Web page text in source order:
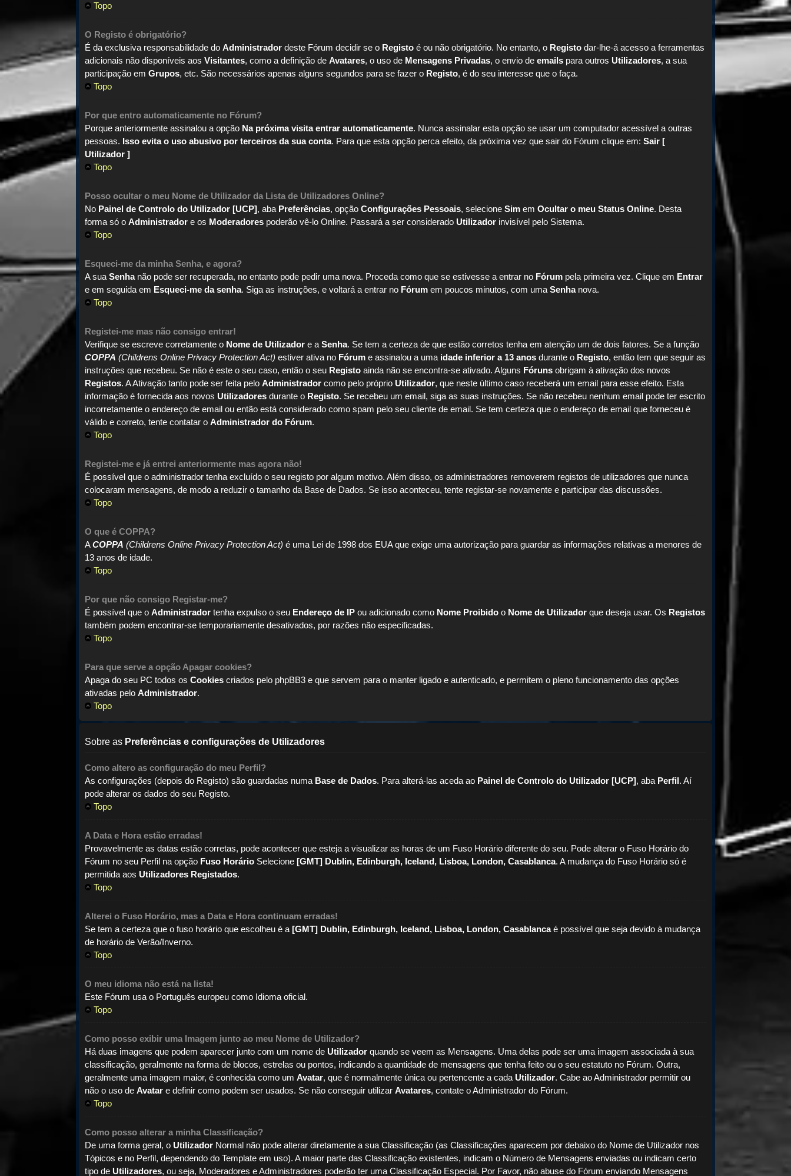
Topo
O Registo é obrigatório?
É da exclusiva responsabilidade doAdministrador deste Fórum decidir se o Registo é ou não obrigatório. No entanto, o Registo dar-lhe-á acesso a ferramentas
adicionais não disponíveis aosVisitantes, como a definição deAvatares, o uso de Mensagens Privadas, o envio deemails para outros Utilizadores, a sua
participação emGrupos, etc. São necessários apenas alguns segundos para se fazer o Registo, é do seu interesse que o faça.
Topo
Por que entro automaticamente no Fórum?
Porque anteriormente assinalou a opção Na próxima visita entrar automaticamente. Nunca assinalar esta opção se usar um computador acessível a outras
pessoas. Isso evita o uso abusivo por terceiros da sua conta. Para que esta opção perca efeito, da próxima vez que sair do Fórum clique em:Sair [
Utilizador ]
Topo
Posso ocultar o meu Nome de Utilizador da Lista de Utilizadores Online?
No Painel de Controlo do Utilizador [UCP], aba Preferências, opçãoConfigurações Pessoais, selecioneSim emOcultar o meu Status Online. Desta
forma só oAdministrador e os Moderadores poderão vê-lo Online. Passará a ser considerado Utilizador invisível pelo Sistema.
Topo
Esqueci-me da minha Senha, e agora?
A suaSenhanão pode ser recuperada, no entanto pode pedir uma nova. Proceda como que se estivesse a entrar no Fórum pela primeira vez. Clique em Entrar
e em seguida em Esqueci-me da senha. Siga as instruções, e voltará a entrar no Fórum em poucos minutos, com umaSenhanova.
Topo
Registei-me mas não consigo entrar!
Verifique se escreve corretamente o Nome de Utilizador e aSenha. Se tem a certeza de que estão corretos tenha em atenção um de dois fatores. Se a função
COPPA (Childrens Online Privacy Protection Act) estiver ativa no Fórum e assinalou a uma idade inferior a 13 anos durante o Registo, então tem que seguir as
instruções que recebeu. Se não é este o seu caso, então o seu Registo ainda não se encontra-se ativado. Alguns Fóruns obrigam à ativação dos novos
Registos. A Ativação tanto pode ser feita peloAdministrador como pelo próprio Utilizador, que neste último caso receberá um email para esse efeito. Esta
informação é fornecida aos novos Utilizadores durante o Registo. Se recebeu um email, siga as suas instruções. Se não recebeu nenhum email pode ter escrito
incorretamente o endereço de email ou então está considerado como spam pelo seu cliente de email. Se tem certeza que o endereço de email que forneceu é
válido e correto, tente contatar oAdministrador do Fórum.
Topo
Registei-me e já entrei anteriormente mas agora não!
É possível que o administrador tenha excluído o seu registo por algum motivo. Além disso, os administradores removerem registos de utilizadores que nunca
colocaram mensagens, de modo a reduzir o tamanho da Base de Dados. Se isso aconteceu, tente registar-se novamente e participar das discussões.
Topo
O que éCOPPA?
ACOPPA (Childrens Online Privacy Protection Act) é uma Lei de 1998 dos EUA que exige uma autorização para guardar as informações relativas a menores de
13 anos de idade.
Topo
Por que não consigo Registar-me?
É possível que oAdministrador tenha expulso o seu Endereço de IP ou adicionado como Nome Proibido o Nome de Utilizador que deseja usar. Os Registos
também podem encontrar-se temporariamente desativados, por razões não especificadas.
Topo
Para que serve a opção Apagar cookies?
Apaga do seu PC todos osCookies criados pelo phpBB3 e que servem para o manter ligado e autenticado, e permitem o pleno funcionamento das opções
ativadas peloAdministrador.
Topo
Sobre as Preferências e configurações de Utilizadores
Como altero as configuração do meu Perfil?
As configurações (depois do Registo) são guardadas numa Base de Dados. Para alterá-las aceda ao Painel de Controlo do Utilizador [UCP], aba Perfil. Aí
pode alterar os dados do seu Registo.
Topo
A Data e Hora estão erradas!
Provavelmente as datas estão corretas, pode acontecer que esteja a visualizar as horas de um Fuso Horário diferente do seu. Pode alterar o Fuso Horário do
Fórum no seu Perfil na opção Fuso Horário Selecione[GMT] Dublin, Edinburgh, Iceland, Lisboa, London, Casablanca. A mudança do Fuso Horário só é
permitida aos Utilizadores Registados.
Topo
Alterei o Fuso Horário, mas a Data e Hora continuam erradas!
Se tem a certeza que o fuso horário que escolheu é a[GMT] Dublin, Edinburgh, Iceland, Lisboa, London, Casablancaé possível que seja devido à mudança
de horário de Verão/Inverno.
Topo
O meu idioma não está na lista!
Este Fórum usa o Português europeu como Idioma oficial.
Topo
Como posso exibir uma Imagem junto ao meu Nome de Utilizador?
Há duas imagens que podem aparecer junto com um nome de Utilizador quando se veem as Mensagens. Uma delas pode ser uma imagem associada à sua
classificação, geralmente na forma de blocos, estrelas ou pontos, indicando a quantidade de mensagens que tenha feito ou o seu estatuto no Fórum. Outra,
geralmente uma imagem maior, é conhecida como umAvatar, que é normalmente única ou pertencente a cada Utilizador. Cabe ao Administrador permitir ou
não o uso deAvatar e definir como podem ser usados. Se não conseguir utilizarAvatares, contate o Administrador do Fórum.
Topo
Como posso alterar a minha Classificação?
De uma forma geral, o Utilizador Normal não pode alterar diretamente a sua Classificação (as Classificações aparecem por debaixo do Nome de Utilizador nos
Tópicos e no Perfil, dependendo do Template em uso). A maior parte das Classificação existentes, indicam o Número de Mensagens enviadas ou indicam certo
tipo de Utilizadores, ou seja, Moderadores e Administradores poderão ter uma Classificação Especial. Por Favor, não abuse do Fórum enviando Mensagens